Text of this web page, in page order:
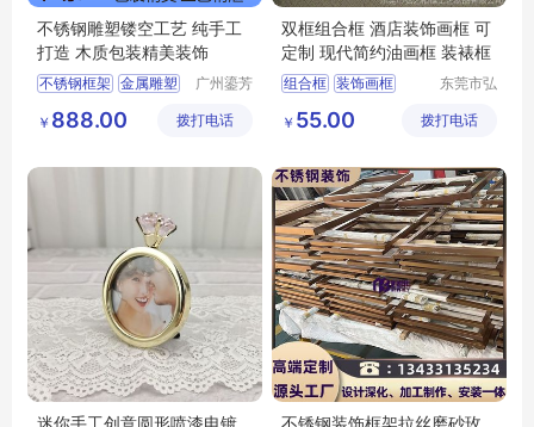
不锈钢雕塑镂空工艺 纯手工
打造 木质包装精美装饰
不锈钢框架 金属雕塑
广州鎏芳
限公司
￥ 888.00 拨打电话
双框组合框 酒店装饰画框 可
定制 现代简约油画框 装裱框
组合框 装饰画框
东莞市弘
艺制品有
￥ 55.00 拨打电话
迷你手工创意圆形喷漆电镀 不锈钢装饰框架拉丝磨砂玫